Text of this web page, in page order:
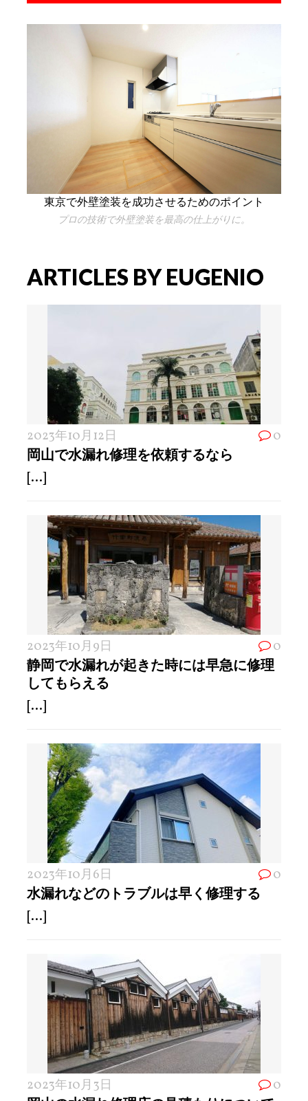
東京で外壁塗装を成功させるためのポイント
プロの技術で外壁塗装を最高の仕上がりに。
ARTICLES BY EUGENIO
2023年10月12日 0
岡山で水漏れ修理を依頼するなら
[...]
2023年10月9日 0
静岡で水漏れが起きた時には早急に修理
してもらえる
[...]
2023年10月6日 0
水漏れなどのトラブルは早く修理する
[...]
2023年10月3日 0